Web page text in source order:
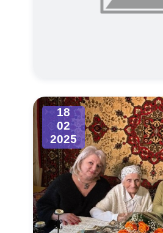
18
02
2025